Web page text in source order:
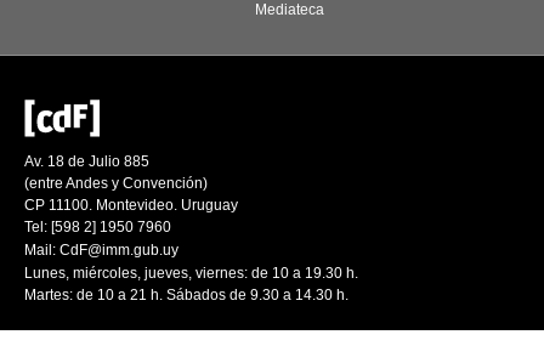
Mediateca
Av. 18 de Julio 885
(entre Andes y Convención)
CP 11100. Montevideo. Uruguay
Tel: [598 2] 1950 7960
Mail: CdF@imm.gub.uy
Lunes, miércoles, jueves, viernes: de 10 a 19.30 h.
Martes: de 10 a 21 h. Sábados de 9.30 a 14.30 h.